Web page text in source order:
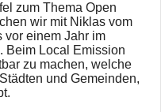
zum Thema Open
wir mit Niklas vom
vor einem Jahr im
Beim Local Emission
zu machen, welche
und Gemeinden,